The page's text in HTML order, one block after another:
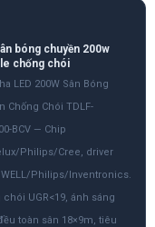
bóng chuyền 200w
chống chói
LED 200W Sân Bóng
Chống Chói TDLF-
BCV — Chip
Philips/Cree, driver
WELL/Philips/Inventronics.
chói UGR<19, ánh sáng
toàn sân 18×9m, tiêu